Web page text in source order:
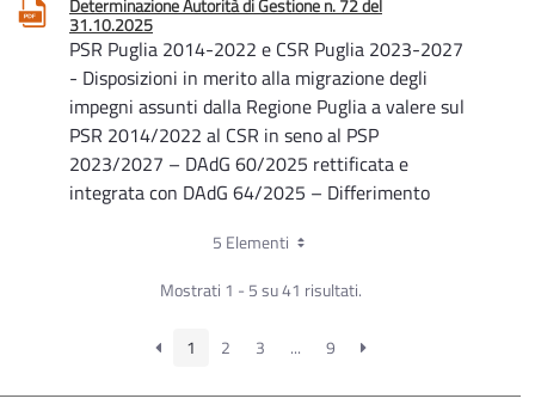
Determinazione Autorità di Gestione n. 72 del
31.10.2025
PSR Puglia 2014-2022 e CSR Puglia 2023-2027
- Disposizioni in merito alla migrazione degli
impegni assunti dalla Regione Puglia a valere sul
PSR 2014/2022 al CSR in seno al PSP
2023/2027 – DAdG 60/2025 rettificata e
integrata con DAdG 64/2025 – Differimento
- Aggiornamento delle disposizioni per la
Puglia a valere sul PSR 2014/2022 al CSR in
5 Elementi
Mostrati 1 - 5 su 41 risultati.
1 2 3 ... 9